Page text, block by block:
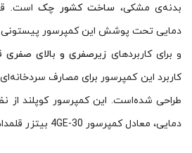
بدنه‌ی مشکی، ساخت کشور چک است.
و برای کاربردهای زیرصفری و بالای صفری
کاربرد این کمپرسور برای مصارف
طراحی شده‌است. این کمپرسور کوپلند از
دمایی، معادل کمپرسور 4GE-30 بیتزر قلمداد می‌شود.